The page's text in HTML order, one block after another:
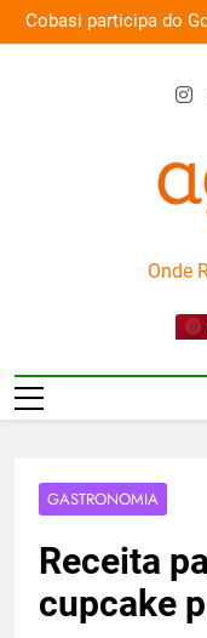
Skip
to
Cobasi participa do
Onde
GASTRONOMIA
Receita
cupcake